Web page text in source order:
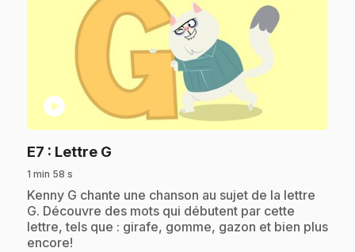
play_circle
E7 : Lettre G
1 min 58 s
.Kenny G chante une chanson au sujet de la lettre
G. Découvre des mots qui débutent par cette
lettre, tels que : girafe, gomme, gazon et bien plus
encore!